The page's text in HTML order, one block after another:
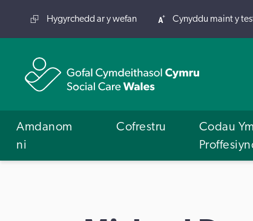
Hygyrchedd ar y wefan Cynyddu maint y
Amdanom
ni
Cofrestru
Codau